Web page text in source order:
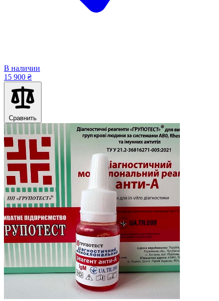
В наличии
15 900 ₴
Сравнить